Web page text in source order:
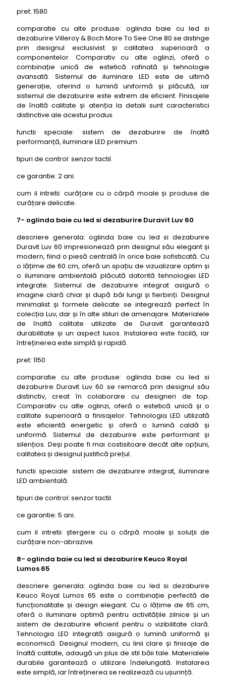
pret: 1580
comparatie cu alte produse: oglinda baie cu led si
dezaburire Villeroy & Boch More To See One 80 se distinge
prin designul exclusivist și calitatea superioară a
componentelor. Comparativ cu alte oglinzi, oferă o
combinație unică de estetică rafinată și tehnologie
avansată. Sistemul de iluminare LED este de ultimă
generație, oferind o lumină uniformă și plăcută, iar
sistemul de dezaburire este extrem de eficient. Finisajele
de înaltă calitate și atenția la detalii sunt caracteristici
distinctive ale acestui produs.
functii speciale: sistem de dezaburire de înaltă
performanță, iluminare LED premium.
tipuri de control: senzor tactil.
ce garantie: 2 ani.
cum il intretii: curățare cu o cârpă moale și produse de
curățare delicate.
7- oglinda baie cu led si dezaburire Duravit Luv 60
descriere generala: oglinda baie cu led si dezaburire
Duravit Luv 60 impresionează prin designul său elegant și
modern, fiind o piesă centrală în orice baie sofisticată. Cu
o lățime de 60 cm, oferă un spațiu de vizualizare optim și
o iluminare ambientală plăcută datorită tehnologiei LED
integrate. Sistemul de dezaburire integrat asigură o
imagine clară chiar și după băi lungi și fierbinți. Designul
minimalist și formele delicate se integrează perfect în
colecția Luv, dar și în alte stiluri de amenajare. Materialele
de înaltă calitate utilizate de Duravit garantează
durabilitate și un aspect luxos. Instalarea este facilă, iar
întreținerea este simplă și rapidă.
pret: 1150
comparatie cu alte produse: oglinda baie cu led si
dezaburire Duravit Luv 60 se remarcă prin designul său
distinctiv, creat în colaborare cu designeri de top.
Comparativ cu alte oglinzi, oferă o estetică unică și o
calitate superioară a finisajelor. Tehnologia LED utilizată
este eficientă energetic și oferă o lumină caldă și
uniformă. Sistemul de dezaburire este performant și
silențios. Deși poate fi mai costisitoare decât alte opțiuni,
calitatea și designul justifică prețul.
functii speciale: sistem de dezaburire integrat, iluminare
LED ambientală.
tipuri de control: senzor tactil.
ce garantie: 5 ani.
cum il intretii: ștergere cu o cârpă moale și soluții de
curățare non-abrazive.
8- oglinda baie cu led si dezaburire Keuco Royal
Lumos 65
descriere generala: oglinda baie cu led si dezaburire
Keuco Royal Lumos 65 este o combinație perfectă de
funcționalitate și design elegant. Cu o lățime de 65 cm,
oferă o iluminare optimă pentru activitățile zilnice și un
sistem de dezaburire eficient pentru o vizibilitate clară.
Tehnologia LED integrată asigură o lumină uniformă și
economică. Designul modern, cu linii clare și finisaje de
înaltă calitate, adaugă un plus de stil băii tale. Materialele
durabile garantează o utilizare îndelungată. Instalarea
este simplă, iar întreținerea se realizează cu ușurință.